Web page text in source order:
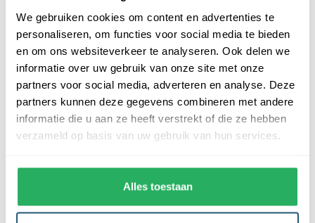
We gebruiken cookies om content en advertenties te
personaliseren, om functies voor social media te bieden
en om ons websiteverkeer te analyseren. Ook delen we
informatie over uw gebruik van onze site met onze
partners voor social media, adverteren en analyse. Deze
partners kunnen deze gegevens combineren met andere
informatie die u aan ze heeft verstrekt of die ze hebben
verzameld op basis van uw gebruik van hun services.
Alles toestaan
kopen bij Vlaggen Unie biedt de volgende voordelen:
✓ Sterke UV-coating – Deze gaat verkleuren van de mast
– De polyester vlaggenmast wordt in 3 tot 7
dagen geleverd.
✓ 15 jaar breukgarantie– Uitstekende kwaliteit masten.
✓ Gebruik van M20 schroefdraad
– Voor een sterke en
✓ Verkrijgbaar in diverse lengtes– Altijd de ideale lengte voor
Ben jij benieuwd naar de verschillen tussen een aluminium en